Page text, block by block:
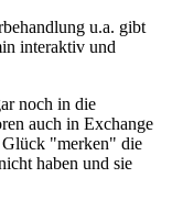
u.a. gibt
interaktiv und
noch in die
auch in Exchange
"merken" die
haben und sie